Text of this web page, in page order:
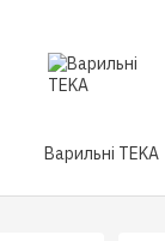
Варильні TEKA